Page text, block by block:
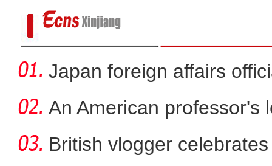
Japan foreign affairs
An American professor's
British vlogger